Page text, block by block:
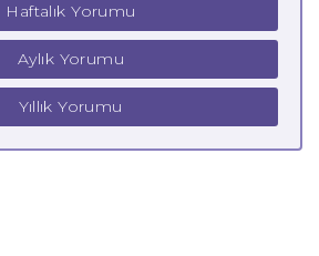
Haftalık Yorumu
Aylık Yorumu
Yıllık Yorumu